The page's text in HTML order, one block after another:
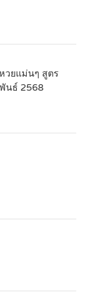
วยแม่นๆ สูตร
นธ์ 2568